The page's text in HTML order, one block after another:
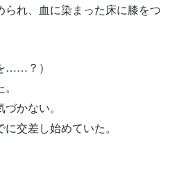
れ、血に染まった床に膝をつ
……？）
かない。
交差し始めていた。